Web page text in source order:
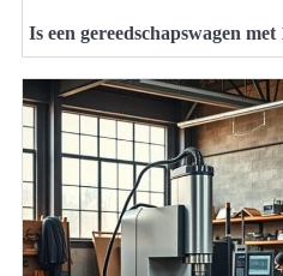
Is een gereedschapswagen met